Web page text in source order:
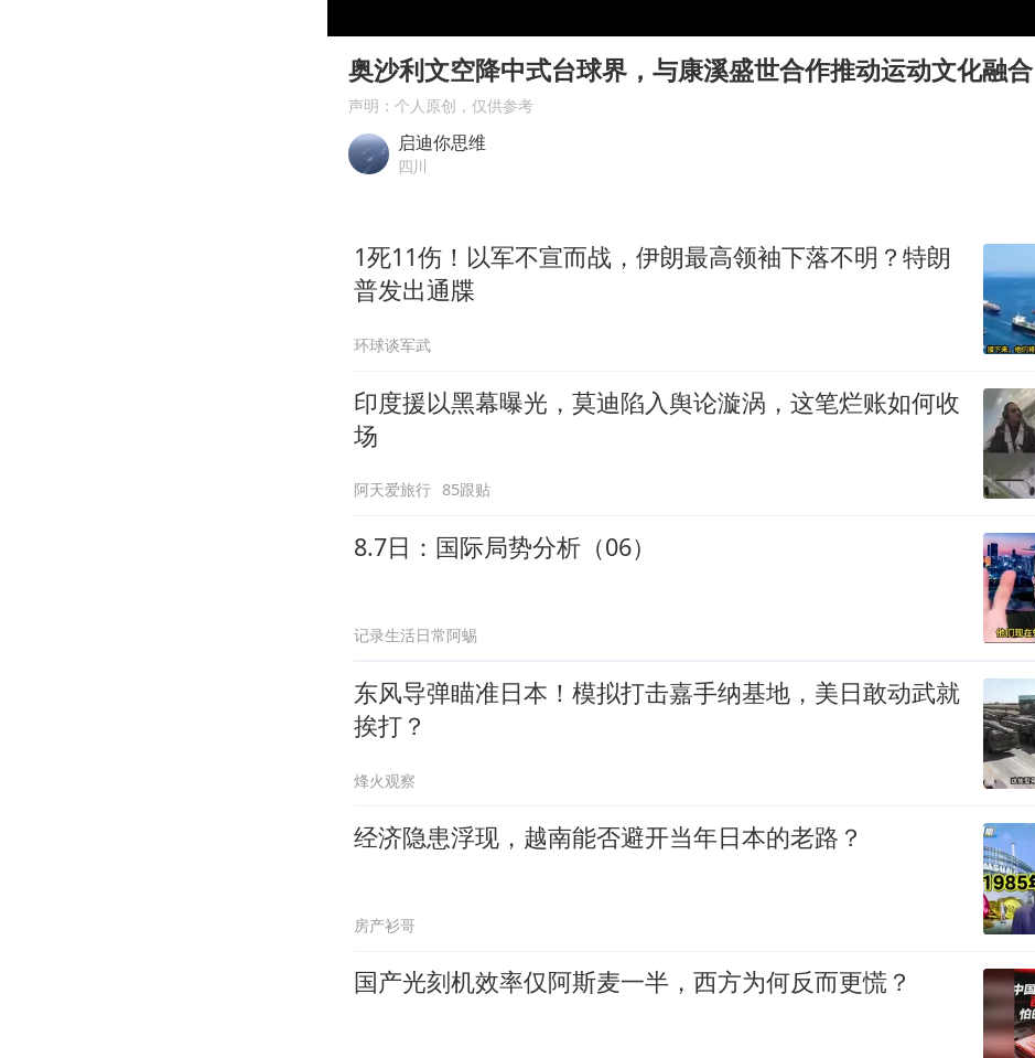
胡彦斌获《歌手2026》歌王
秋天的第一杯奶茶到底有多火
欧阳娜娜窦靖童好搭
奥沙利文空降中式台球界，与康溪盛世合作推动运动文化融合
声明：个人原创，仅供参考
启迪你思维
四川
1死11伤！以军不宣而战，伊朗最高领袖下落不明？特朗
普发出通牒
环球谈军武
印度援以黑幕曝光，莫迪陷入舆论漩涡，这笔烂账如何收
场
阿天爱旅行 85跟贴
8.7日：国际局势分析（06）
记录生活日常阿蜴
东风导弹瞄准日本！模拟打击嘉手纳基地，美日敢动武就
挨打？
烽火观察
经济隐患浮现，越南能否避开当年日本的老路？
房产衫哥
国产光刻机效率仅阿斯麦一半，西方为何反而更慌？